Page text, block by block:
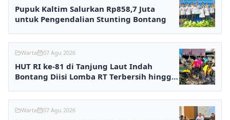
Pupuk Kaltim Salurkan Rp858,7 Juta
untuk Pengendalian Stunting Bontang
Warta 07 Agu 2026
HUT RI ke-81 di Tanjung Laut Indah
Bontang Diisi Lomba RT Terbersih hingga
Warta 07 Agu 2026